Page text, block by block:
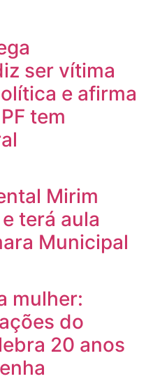
ser vítima
e afirma
tem
Mirim
terá aula
Municipal
mulher:
do
20 anos